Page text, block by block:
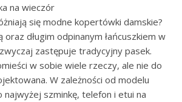
na wieczór
się modne kopertówki damskie?
długim odpinanym łańcuszkiem w
zastępuje tradycyjny pasek.
w sobie wiele rzeczy, ale nie do
W zależności od modelu
najwyżej szminkę, telefon i etui na